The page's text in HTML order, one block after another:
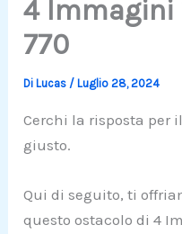
4 Immagini
770
DiLucas /Luglio 28, 2024
Cerchi la risposta per
giusto.
Qui di seguito, ti
questo ostacolo di 4